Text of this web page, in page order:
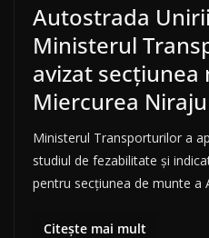
Autostrada
Ministerul
avizat secțiunea
Miercurea
Ministerul Transporturilor a
studiul de fezabilitate și
pentru secțiunea de munte a
Citește mai mult